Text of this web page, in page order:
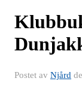
Postet av Njård